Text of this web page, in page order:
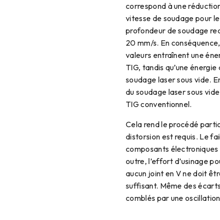
correspond à une
vitesse de soudage pour
profondeur de soudage
20 mm/s. En
valeurs entraînent une
TIG, tandis qu’une
soudage laser sous vide.
du soudage laser sous
TIG conventionnel.
Cela rend le procédé
distorsion est requis. Le
composants
outre, l’effort d’usinage
aucun joint en V ne doit
suffisant. Même des
comblés par une